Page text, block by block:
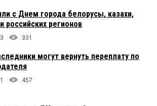
с Днем города белорусы, казахи,
российских регионов
3 331
могут вернуть переплату по
1 457